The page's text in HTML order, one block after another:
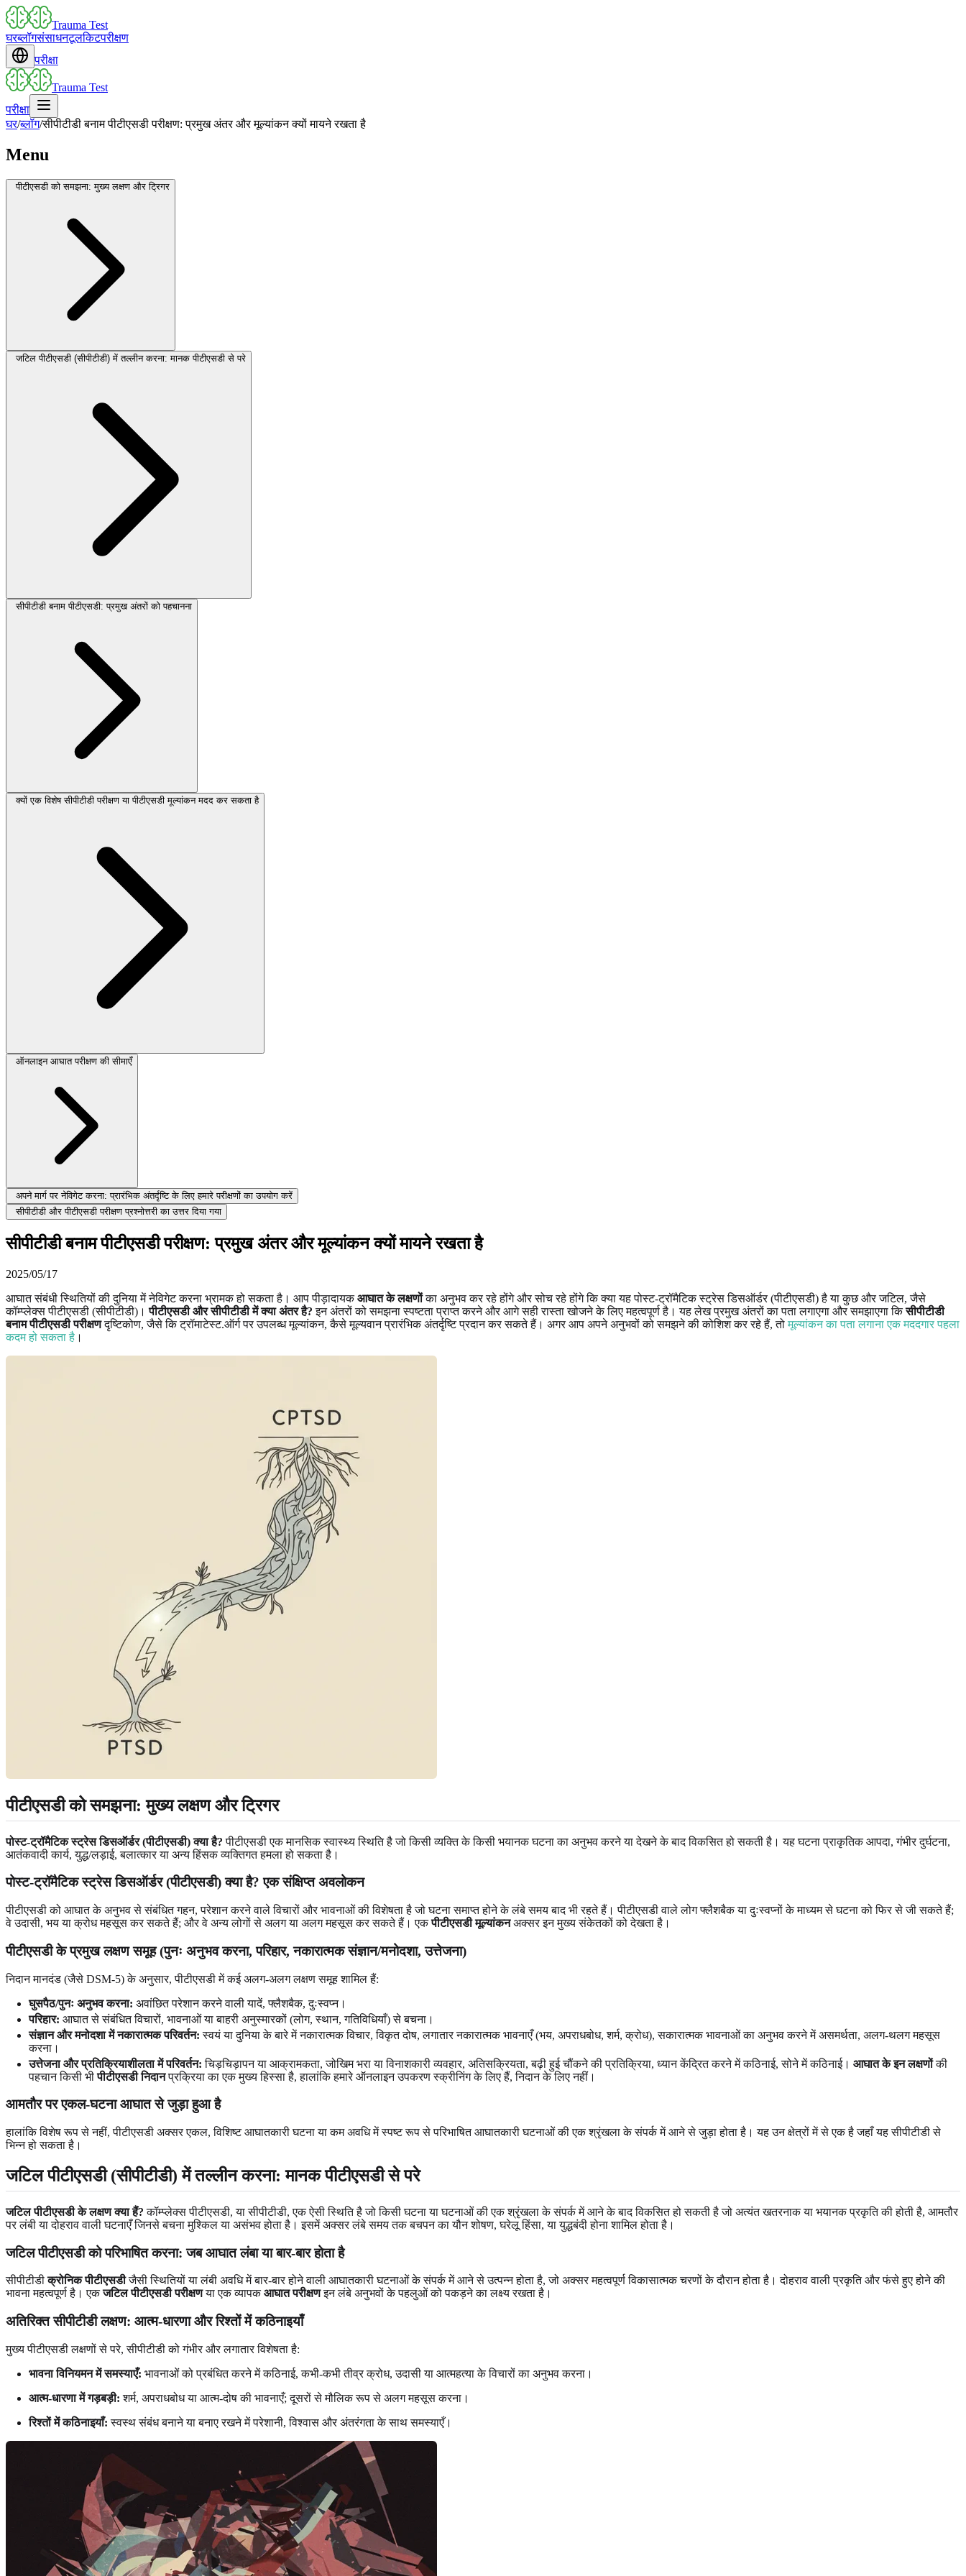
Trauma Test
घरब्लॉगसंसाधनटूलकिटपरीक्षण
परीक्षा
Trauma Test
परीक्षा
घर/ब्लॉग/सीपीटीडी बनाम पीटीएसडी परीक्षण: प्रमुख अंतर और मूल्यांकन क्यों मायने रखता है
Menu
पीटीएसडी को समझना: मुख्य लक्षण और ट्रिगर
जटिल पीटीएसडी (सीपीटीडी) में तल्लीन करना: मानक पीटीएसडी से परे
सीपीटीडी बनाम पीटीएसडी: प्रमुख अंतरों को पहचानना
क्यों एक विशेष सीपीटीडी परीक्षण या पीटीएसडी मूल्यांकन मदद कर सकता है
ऑनलाइन आघात परीक्षण की सीमाएँ
अपने मार्ग पर नेविगेट करना: प्रारंभिक अंतर्दृष्टि के लिए हमारे परीक्षणों का उपयोग करें
सीपीटीडी और पीटीएसडी परीक्षण प्रश्नोत्तरी का उत्तर दिया गया
सीपीटीडी बनाम पीटीएसडी परीक्षण: प्रमुख अंतर और मूल्यांकन क्यों मायने रखता है
2025/05/17
आघात संबंधी स्थितियों की दुनिया में नेविगेट करना भ्रामक हो सकता है। आप पीड़ादायकआघात के लक्षणोंका अनुभव कर रहे होंगे और सोच रहे होंगे कि क्या यह पोस्ट-ट्रॉमैटिक स्ट्रेस डिसऑर्डर (पीटीएसडी) है या कुछ और जटिल, जैसे
कॉम्प्लेक्स पीटीएसडी (सीपीटीडी)।पीटीएसडी और सीपीटीडी में क्या अंतर है? इन अंतरों को समझना स्पष्टता प्राप्त करने और आगे सही रास्ता खोजने के लिए महत्वपूर्ण है। यह लेख प्रमुख अंतरों का पता लगाएगा और समझाएगा किसीपीटीडी
बनाम पीटीएसडी परीक्षणदृष्टिकोण, जैसे कि ट्रॉमाटेस्ट.ऑर्ग पर उपलब्ध मूल्यांकन, कैसे मूल्यवान प्रारंभिक अंतर्दृष्टि प्रदान कर सकते हैं। अगर आप अपने अनुभवों को समझने की कोशिश कर रहे हैं, तोमूल्यांकन का पता लगाना एक मददगार पहला
कदम हो सकता है ।
पीटीएसडी को समझना: मुख्य लक्षण और ट्रिगर
पोस्ट-ट्रॉमैटिक स्ट्रेस डिसऑर्डर (पीटीएसडी) क्या है? पीटीएसडी एक मानसिक स्वास्थ्य स्थिति है जो किसी व्यक्ति के किसी भयानक घटना का अनुभव करने या देखने के बाद विकसित हो सकती है। यह घटना प्राकृतिक आपदा, गंभीर दुर्घटना,
आतंकवादी कार्य, युद्ध/लड़ाई, बलात्कार या अन्य हिंसक व्यक्तिगत हमला हो सकता है।
पोस्ट-ट्रॉमैटिक स्ट्रेस डिसऑर्डर (पीटीएसडी) क्या है? एक संक्षिप्त अवलोकन
पीटीएसडी को आघात के अनुभव से संबंधित गहन, परेशान करने वाले विचारों और भावनाओं की विशेषता है जो घटना समाप्त होने के लंबे समय बाद भी रहते हैं। पीटीएसडी वाले लोग फ्लैशबैक या दुःस्वप्नों के माध्यम से घटना को फिर से जी सकते हैं;
वे उदासी, भय या क्रोध महसूस कर सकते हैं; और वे अन्य लोगों से अलग या अलग महसूस कर सकते हैं। एकपीटीएसडी मूल्यांकनअक्सर इन मुख्य संकेतकों को देखता है।
पीटीएसडी के प्रमुख लक्षण समूह (पुनः अनुभव करना, परिहार, नकारात्मक संज्ञान/मनोदशा, उत्तेजना)
निदान मानदंड (जैसे DSM-5) के अनुसार, पीटीएसडी में कई अलग-अलग लक्षण समूह शामिल हैं:
घुसपैठ/पुनः अनुभव करना: अवांछित परेशान करने वाली यादें, फ्लैशबैक, दुःस्वप्न।
परिहार: आघात से संबंधित विचारों, भावनाओं या बाहरी अनुस्मारकों (लोग, स्थान, गतिविधियाँ) से बचना।
संज्ञान और मनोदशा में नकारात्मक परिवर्तन: स्वयं या दुनिया के बारे में नकारात्मक विचार, विकृत दोष, लगातार नकारात्मक भावनाएँ (भय, अपराधबोध, शर्म, क्रोध), सकारात्मक भावनाओं का अनुभव करने में असमर्थता, अलग-थलग महसूस
करना।
उत्तेजना और प्रतिक्रियाशीलता में परिवर्तन: चिड़चिड़ापन या आक्रामकता, जोखिम भरा या विनाशकारी व्यवहार, अतिसक्रियता, बढ़ी हुई चौंकने की प्रतिक्रिया, ध्यान केंद्रित करने में कठिनाई, सोने में कठिनाई। आघात के इन लक्षणोंकी
पहचान किसी भीपीटीएसडी निदानप्रक्रिया का एक मुख्य हिस्सा है, हालांकि हमारे ऑनलाइन उपकरण स्क्रीनिंग के लिए हैं, निदान के लिए नहीं।
आमतौर पर एकल-घटना आघात से जुड़ा हुआ है
हालांकि विशेष रूप से नहीं, पीटीएसडी अक्सर एकल, विशिष्ट आघातकारी घटना या कम अवधि में स्पष्ट रूप से परिभाषित आघातकारी घटनाओं की एक श्रृंखला के संपर्क में आने से जुड़ा होता है। यह उन क्षेत्रों में से एक है जहाँ यह सीपीटीडी से
भिन्न हो सकता है।
जटिल पीटीएसडी (सीपीटीडी) में तल्लीन करना: मानक पीटीएसडी से परे
जटिल पीटीएसडी के लक्षण क्या हैं? कॉम्प्लेक्स पीटीएसडी, या सीपीटीडी, एक ऐसी स्थिति है जो किसी घटना या घटनाओं की एक श्रृंखला के संपर्क में आने के बाद विकसित हो सकती है जो अत्यंत खतरनाक या भयानक प्रकृति की होती है, आमतौर
पर लंबी या दोहराव वाली घटनाएँ जिनसे बचना मुश्किल या असंभव होता है। इसमें अक्सर लंबे समय तक बचपन का यौन शोषण, घरेलू हिंसा, या युद्धबंदी होना शामिल होता है।
जटिल पीटीएसडी को परिभाषित करना: जब आघात लंबा या बार-बार होता है
सीपीटीडीक्रोनिक पीटीएसडीजैसी स्थितियों या लंबी अवधि में बार-बार होने वाली आघातकारी घटनाओं के संपर्क में आने से उत्पन्न होता है, जो अक्सर महत्वपूर्ण विकासात्मक चरणों के दौरान होता है। दोहराव वाली प्रकृति और फंसे हुए होने की
भावना महत्वपूर्ण है। एकजटिल पीटीएसडी परीक्षणया एक व्यापकआघात परीक्षणइन लंबे अनुभवों के पहलुओं को पकड़ने का लक्ष्य रखता है।
अतिरिक्त सीपीटीडी लक्षण: आत्म-धारणा और रिश्तों में कठिनाइयाँ
मुख्य पीटीएसडी लक्षणों से परे, सीपीटीडी को गंभीर और लगातार विशेषता है:
भावना विनियमन में समस्याएँ: भावनाओं को प्रबंधित करने में कठिनाई, कभी-कभी तीव्र क्रोध, उदासी या आत्महत्या के विचारों का अनुभव करना।
आत्म-धारणा में गड़बड़ी: शर्म, अपराधबोध या आत्म-दोष की भावनाएँ; दूसरों से मौलिक रूप से अलग महसूस करना।
रिश्तों में कठिनाइयाँ: स्वस्थ संबंध बनाने या बनाए रखने में परेशानी, विश्वास और अंतरंगता के साथ समस्याएँ।